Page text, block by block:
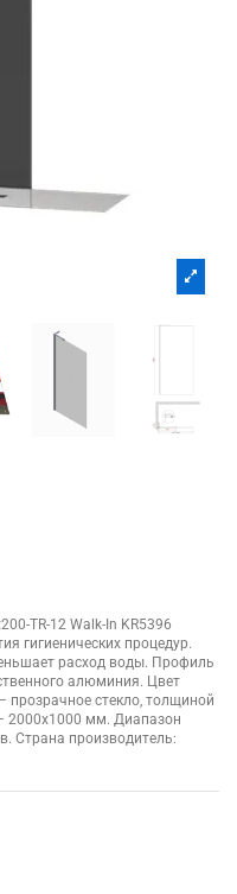
TR-12 Walk-In KR5396
гигиенических процедур.
расход воды. Профиль
алюминия. Цвет
стекло, толщиной
2000х1000 мм. Диапазон
Cтрана производитель: